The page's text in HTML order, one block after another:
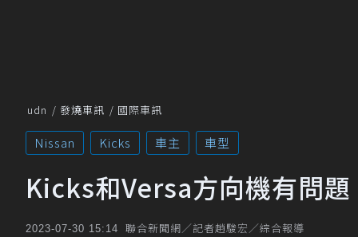
udn 發燒車訊 國際車訊
Nissan Kicks 車主 車型
Kicks和Versa方向機有問
2023-07-30 15:14 聯合新聞網／記者趙駿宏／綜合報導